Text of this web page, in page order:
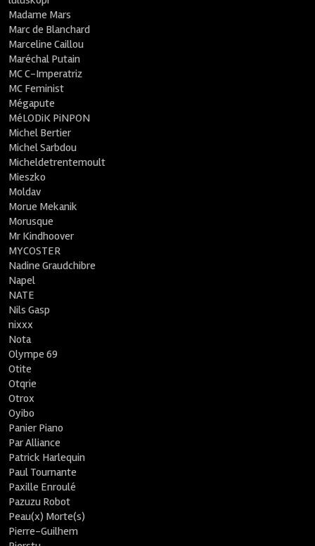
Madame Mars
Marc de Blanchard
Marceline Caillou
Maréchal Putain
MC C-Imperatriz
MC Feminist
Mégapute
MéLODiK PiNPON
Michel Bertier
Michel Sarbdou
Micheldetrentemoult
Mieszko
Moldav
Morue Mekanik
Morusque
Mr Kindhoover
MYCOSTER
Nadine Graudchibre
Napel
NATE
Nils Gasp
nixxx
Nota
Olympe 69
Otite
Otqrie
Otrox
Oyibo
Panier Piano
Par Alliance
Patrick Harlequin
Paul Tournante
Paxille Enroulé
Pazuzu Robot
Peau(x) Morte(s)
Pierre-Guilhem